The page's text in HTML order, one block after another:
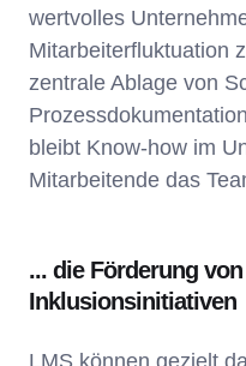
wertvolles
Mitarbeiterfluktuation
zentrale Ablage von
bleibt Know-how im
Mitarbeitende das
... die Förderung
Inklusionsinitiativen